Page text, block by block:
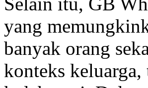
yang
banyak orang
konteks